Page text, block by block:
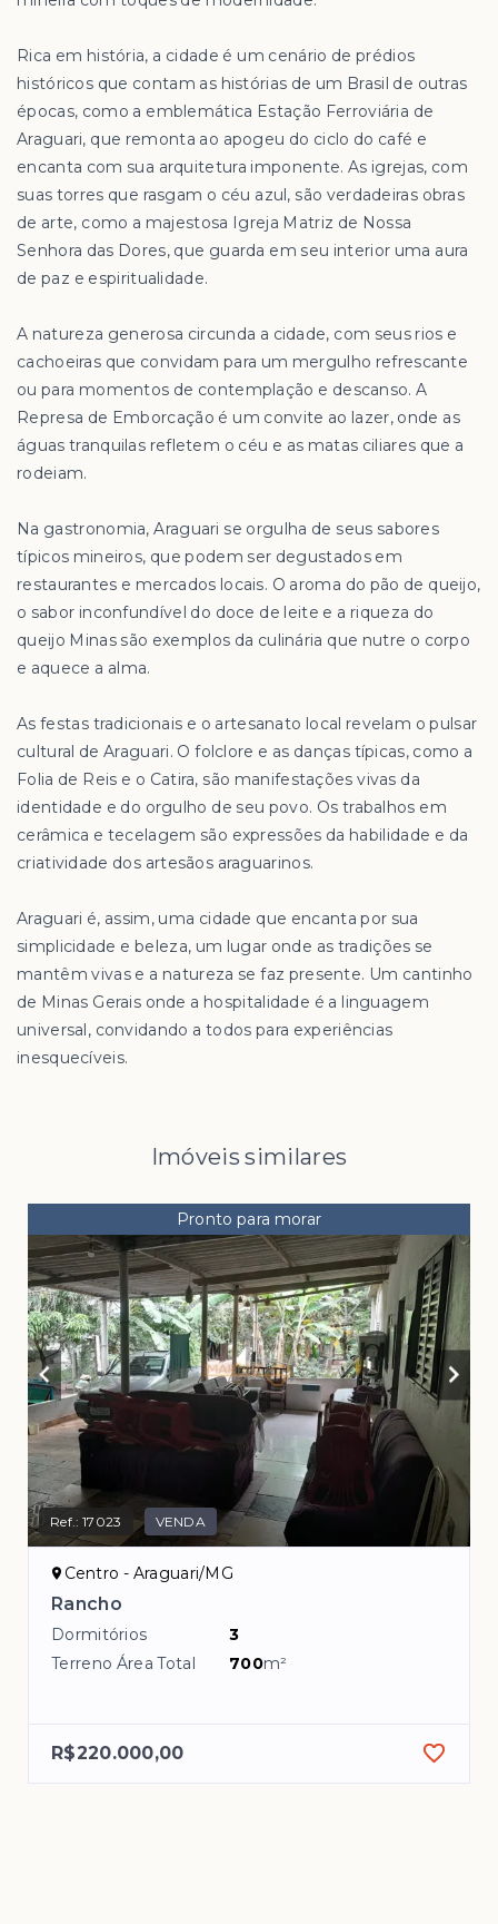
Rica em história, a cidade é um cenário de prédios
históricos que contam as histórias de um Brasil de outras
épocas, como a emblemática Estação Ferroviária de
Araguari, que remonta ao apogeu do ciclo do café e
encanta com sua arquitetura imponente. As igrejas, com
suas torres que rasgam o céu azul, são verdadeiras obras
de arte, como a majestosa Igreja Matriz de Nossa
Senhora das Dores, que guarda em seu interior uma aura
de paz e espiritualidade.
A natureza generosa circunda a cidade, com seus rios e
cachoeiras que convidam para um mergulho refrescante
ou para momentos de contemplação e descanso. A
Represa de Emborcação é um convite ao lazer, onde as
águas tranquilas refletem o céu e as matas ciliares que a
rodeiam.
Na gastronomia, Araguari se orgulha de seus sabores
típicos mineiros, que podem ser degustados em
restaurantes e mercados locais. O aroma do pão de queijo,
o sabor inconfundível do doce de leite e a riqueza do
queijo Minas são exemplos da culinária que nutre o corpo
e aquece a alma.
As festas tradicionais e o artesanato local revelam o pulsar
cultural de Araguari. O folclore e as danças típicas, como a
Folia de Reis e o Catira, são manifestações vivas da
identidade e do orgulho de seu povo. Os trabalhos em
cerâmica e tecelagem são expressões da habilidade e da
criatividade dos artesãos araguarinos.
Araguari é, assim, uma cidade que encanta por sua
simplicidade e beleza, um lugar onde as tradições se
mantêm vivas e a natureza se faz presente. Um cantinho
de Minas Gerais onde a hospitalidade é a linguagem
universal, convidando a todos para experiências
inesquecíveis.
Imóveis similares
Pronto para morar
Ref.:17023 VENDA
Centro - Araguari/MG
Rancho
Dormitórios
3
Terreno Área Total
700m²
R$220.000,00